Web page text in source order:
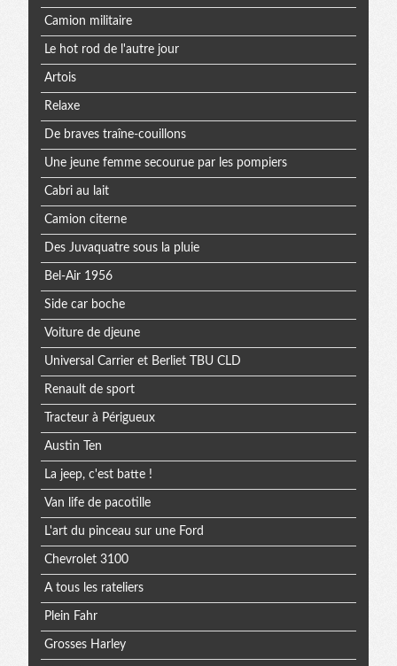
Camion militaire
Le hot rod de l'autre jour
Artois
Relaxe
De braves traîne-couillons
Une jeune femme secourue par les pompiers
Cabri au lait
Camion citerne
Des Juvaquatre sous la pluie
Bel-Air 1956
Side car boche
Voiture de djeune
Universal Carrier et Berliet TBU CLD
Renault de sport
Tracteur à Périgueux
Austin Ten
La jeep, c'est batte !
Van life de pacotille
L'art du pinceau sur une Ford
Chevrolet 3100
A tous les rateliers
Plein Fahr
Grosses Harley